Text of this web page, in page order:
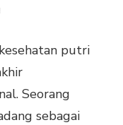
putri
Seorang
sebagai